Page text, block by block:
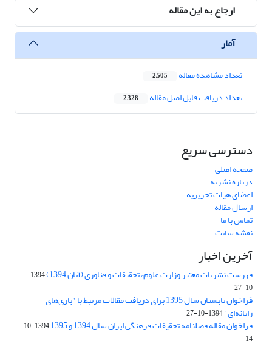
ارجاع به این مقاله
آمار
تعداد مشاهده مقاله 2,505
تعداد دریافت فایل اصل مقاله 2,328
دسترسی سریع
صفحه اصلی
درباره نشریه
اعضای هیات تحریریه
ارسال مقاله
تماس با ما
نقشه سایت
آخرین اخبار
فهرست نشریات معتبر وزارت علوم، تحقیقات و فناوری (آبان 1394)
1394-
10-27
فراخوان تابستان سال 1395 برای دریافت مقالات مرتبط با "بازی‌های
رایانه‌ای"1394-10-27
فراخوان مقاله فصلنامه تحقیقات فرهنگی ایران سال 1394 و 1395
1394-10-
14